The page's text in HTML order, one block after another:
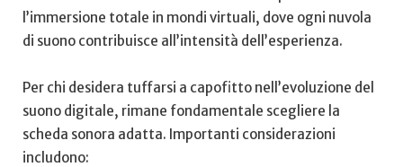
l’immersione totale in mondi virtuali, dove ogni nuvola
di suono contribuisce all’intensità dell’esperienza.
Per chi desidera tuffarsi a ​capofitto nell’evoluzione del
suono ⁤digitale, rimane fondamentale scegliere la
scheda ⁣sonora adatta. Importanti considerazioni
⁣includono: